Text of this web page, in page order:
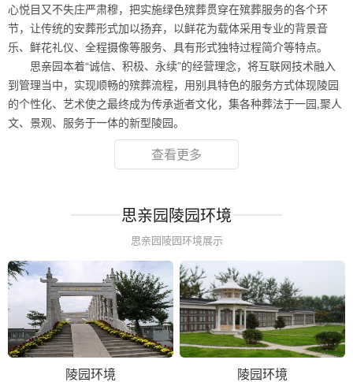
心悦目又不失庄严肃穆，把实施绿色殡葬贯穿在殡葬服务的各个环
节，让传统的安葬形式加以扬弃，以鲜花为载体采用专业的背景音
乐、鲜花礼仪、全程摄像等服务、具有形式独特过程简介等特点。
思亲园本着“诚信、积极、永续”的经营理念，将互联网技术融入
到管理当中，实现顺畅的殡葬流程，用别具特色的服务方式体现陵园
的个性化、艺术使之最终成为传承逝者文化，集各种葬法于一园,聚人
文、景观、服务于一体的新型陵园。
查看更多
思亲园陵园环境
思亲园陵园环境展示
陵园环境 陵园环境